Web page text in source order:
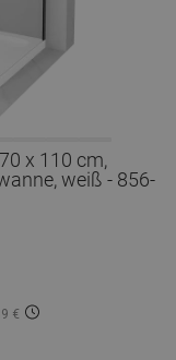
x 110 cm,
weiß - 856-
€